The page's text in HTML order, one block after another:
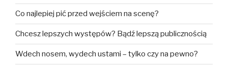
Co najlepiej pić przed wejściem na scenę?
Chcesz lepszych występów? Bądź lepszą publicznością
Wdech nosem, wydech ustami – tylko czy na pewno?